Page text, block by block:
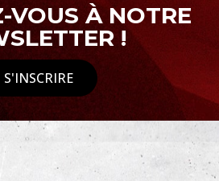
VOUS À NOTRE
!
S'INSCRIRE